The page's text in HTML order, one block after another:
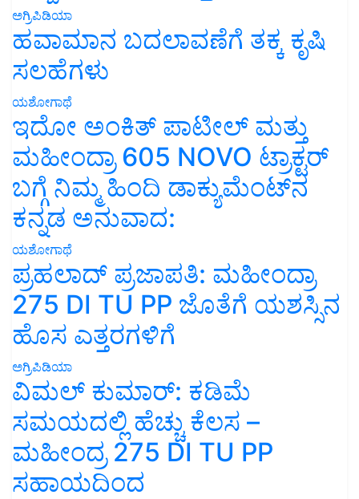
ಅಗ್ರಿಪಿಡಿಯಾ
ಹವಾಮಾನ ಬದಲಾವಣೆಗೆ ತಕ್ಕ ಕೃಷಿ
ಸಲಹೆಗಳು
ಯಶೋಗಾಥೆ
ಇದೋ ಅಂಕಿತ್ ಪಾಟೀಲ್ ಮತ್ತು
ಮಹೀಂದ್ರಾ 605 NOVO ಟ್ರಾಕ್ಟರ್
ಬಗ್ಗೆ ನಿಮ್ಮ ಹಿಂದಿ ಡಾಕ್ಯುಮೆಂಟ್‌ನ
ಕನ್ನಡ ಅನುವಾದ:
ಯಶೋಗಾಥೆ
ಪ್ರಹಲಾದ್ ಪ್ರಜಾಪತಿ: ಮಹೀಂದ್ರಾ
275 DI TU PP ಜೊತೆಗೆ ಯಶಸ್ಸಿನ
ಹೊಸ ಎತ್ತರಗಳಿಗೆ
ಅಗ್ರಿಪಿಡಿಯಾ
ವಿಮಲ್ ಕುಮಾರ್: ಕಡಿಮೆ
ಸಮಯದಲ್ಲಿ ಹೆಚ್ಚು ಕೆಲಸ –
ಮಹೀಂದ್ರ 275 DI TU PP
ಸಹಾಯದಿಂದ